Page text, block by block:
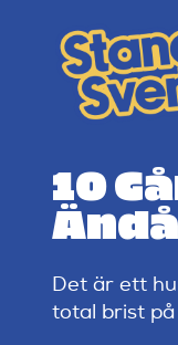
content
10
Det är ett
total brist på